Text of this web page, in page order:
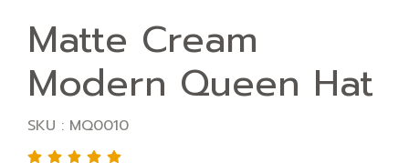
Matte Cream
Modern Queen Hat
SKU : MQ0010